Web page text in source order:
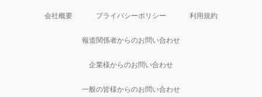
会社概要 プライバシーポリシー 利用規約
報道関係者からのお問い合わせ
企業様からのお問い合わせ
一般の皆様からのお問い合わせ